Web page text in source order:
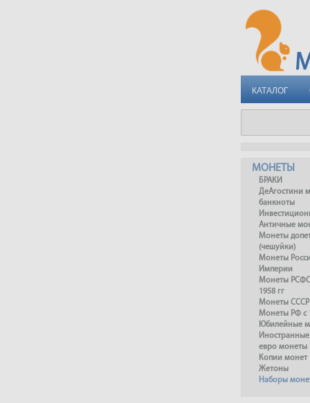
КАТАЛОГ
МОНЕТЫ
БРАКИ
ДеАгостини
банкноты
Античные
Монеты
(чешуйки)
Монеты
Империи
Монеты
1958 гг
Монеты СССР
Монеты РФ с
Юбилейные
евро монеты
Копии монет
Жетоны
Наборы